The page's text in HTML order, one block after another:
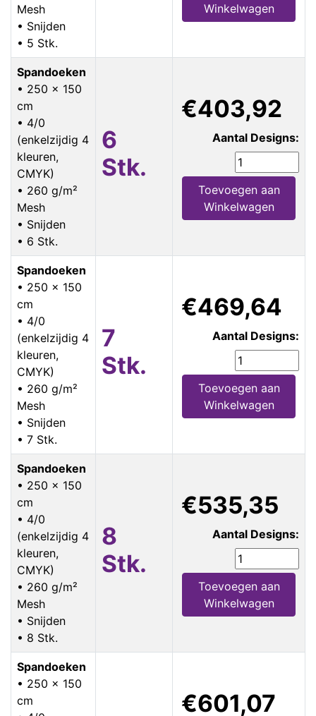
Mesh
• Snijden
• 5 Stk.
Winkelwagen
Spandoeken
• 250 x 150
cm
• 4/0
(enkelzijdig 4
kleuren,
CMYK)
• 260 g/m²
Mesh
• Snijden
• 6 Stk.
6
Stk.
€403,92
Aantal Designs:
Toevoegen aan
Winkelwagen
Spandoeken
• 250 x 150
cm
• 4/0
(enkelzijdig 4
kleuren,
CMYK)
• 260 g/m²
Mesh
• Snijden
• 7 Stk.
7
Stk.
€469,64
Aantal Designs:
Toevoegen aan
Winkelwagen
Spandoeken
• 250 x 150
cm
• 4/0
(enkelzijdig 4
kleuren,
CMYK)
• 260 g/m²
Mesh
• Snijden
• 8 Stk.
8
Stk.
€535,35
Aantal Designs:
Toevoegen aan
Winkelwagen
Spandoeken
• 250 x 150
cm
€601,07